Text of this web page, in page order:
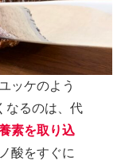
ッケのよう
なるのは、代
素を取り込
酸をすぐに